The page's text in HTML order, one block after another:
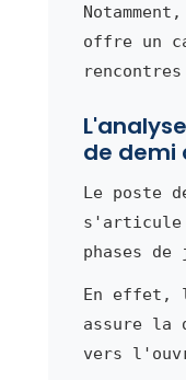
offre un
de demi
Le poste
s'articule
phases de
En effet,
assure la
vers